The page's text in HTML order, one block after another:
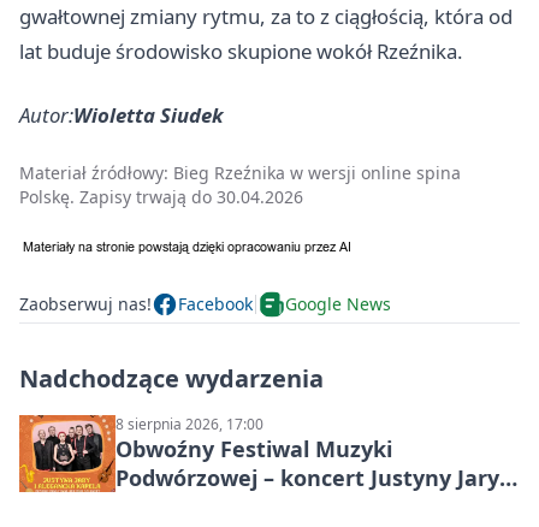
gwałtownej zmiany rytmu, za to z ciągłością, która od
lat buduje środowisko skupione wokół Rzeźnika.
Autor:Wioletta Siudek
Materiał źródłowy: Bieg Rzeźnika w wersji online spina
Polskę. Zapisy trwają do 30.04.2026
Zaobserwuj nas! Facebook Google News
Nadchodzące wydarzenia
8 sierpnia 2026, 17:00
Obwoźny Festiwal Muzyki
Podwórzowej – koncert Justyny Jary i